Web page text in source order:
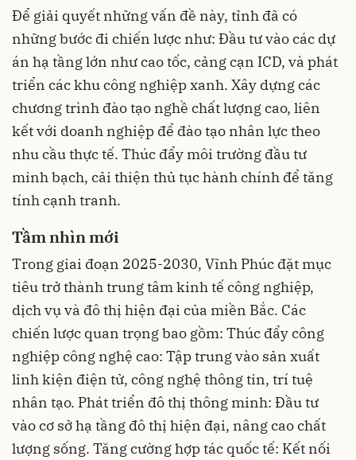
Để giải quyết những vấn đề này, tỉnh đã có
những bước đi chiến lược như: Đầu tư vào các dự
án hạ tầng lớn như cao tốc, cảng cạn ICD, và phát
triển các khu công nghiệp xanh. Xây dựng các
chương trình đào tạo nghề chất lượng cao, liên
kết với doanh nghiệp để đào tạo nhân lực theo
nhu cầu thực tế. Thúc đẩy môi trường đầu tư
minh bạch, cải thiện thủ tục hành chính để tăng
tính cạnh tranh.
Tầm nhìn mới
Trong giai đoạn 2025-2030, Vĩnh Phúc đặt mục
tiêu trở thành trung tâm kinh tế công nghiệp,
dịch vụ và đô thị hiện đại của miền Bắc. Các
chiến lược quan trọng bao gồm: Thúc đẩy công
nghiệp công nghệ cao: Tập trung vào sản xuất
linh kiện điện tử, công nghệ thông tin, trí tuệ
nhân tạo. Phát triển đô thị thông minh: Đầu tư
vào cơ sở hạ tầng đô thị hiện đại, nâng cao chất
lượng sống. Tăng cường hợp tác quốc tế: Kết nối